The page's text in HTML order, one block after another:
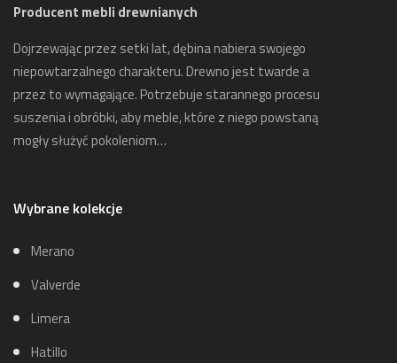
Producent mebli drewnianych
Dojrzewając przez setki lat, dębina nabiera swojego
niepowtarzalnego charakteru. Drewno jest twarde a
przez to wymagające. Potrzebuje starannego procesu
suszenia i obróbki, aby meble, które z niego powstaną
mogły służyć pokoleniom…
Wybrane kolekcje
Merano
Valverde
Limera
Hatillo